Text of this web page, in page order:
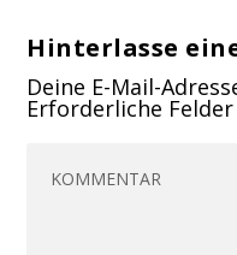
Hinterlasse
Deine E-Mail-
Erforderliche